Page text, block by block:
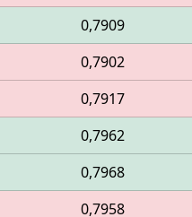
0,7909
0,7902
0,7917
0,7962
0,7968
0,7958